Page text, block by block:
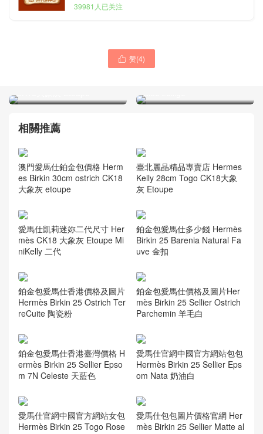
39981人已关注
 赞(4)
臺北愛馬仕鉑金包 Hermes
相關推薦
澳門愛馬仕鉑金包價格 Herm
es Birkin 30cm ostrich CK18
大象灰 etoupe
臺北麗晶精品專賣店 Hermes
Kelly 28cm Togo CK18大象
灰 Etoupe
愛馬仕凱莉迷妳二代尺寸 Her
mès CK18 大象灰 Etoupe Mi
niKelly 二代
鉑金包愛馬仕多少錢 Hermès
Birkin 25 Barenia Natural Fa
uve 金扣
鉑金包愛馬仕香港價格及圖片
Hermès Birkin 25 Ostrich Ter
reCuite 陶瓷粉
鉑金包愛馬仕價格及圖片Her
mès Birkin 25 Sellier Ostrich
Parchemin 羊毛白
鉑金包愛馬仕香港臺灣價格 H
ermès Birkin 25 Sellier Epso
m 7N Celeste 天藍色
愛馬仕官網中國官方網站包包
Hermès Birkin 25 Sellier Eps
om Nata 奶油白
愛馬仕官網中國官方網站女包
Hermès Birkin 25 Togo Rose
愛馬仕包包圖片價格官網 Her
mès Birkin 25 Sellier Matte al